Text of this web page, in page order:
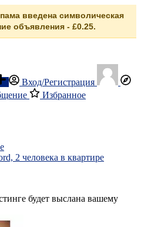
введена символическая
объявления - £0.25.
Вход/Регистрация
Избранное
2 человека в квартире
будет выслана вашему